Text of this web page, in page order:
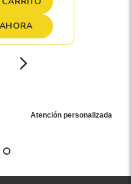
Atención personalizada